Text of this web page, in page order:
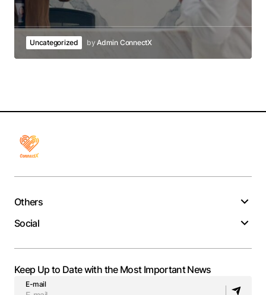
Uncategorized by Admin ConnectX
Others
Social
Keep Up to Date with the Most Important News
E-mail